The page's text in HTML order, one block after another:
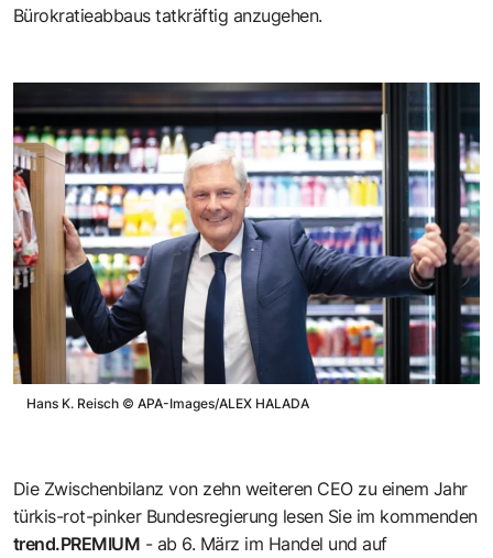
Bürokratieabbaus tatkräftig anzugehen.
Hans K. Reisch © APA-Images/ALEX HALADA
Die Zwischenbilanz von zehn weiteren CEO zu einem Jahr
türkis-rot-pinker Bundesregierung lesen Sie im kommenden
trend.PREMIUM - ab 6. März im Handel und auf